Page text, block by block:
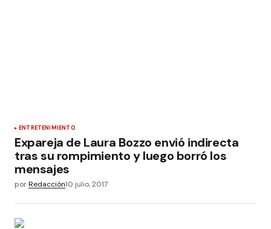
ENTRETENIMIENTO
Expareja de Laura Bozzo envió indirecta
tras su rompimiento y luego borró los
mensajes
porRedacción10 julio, 2017